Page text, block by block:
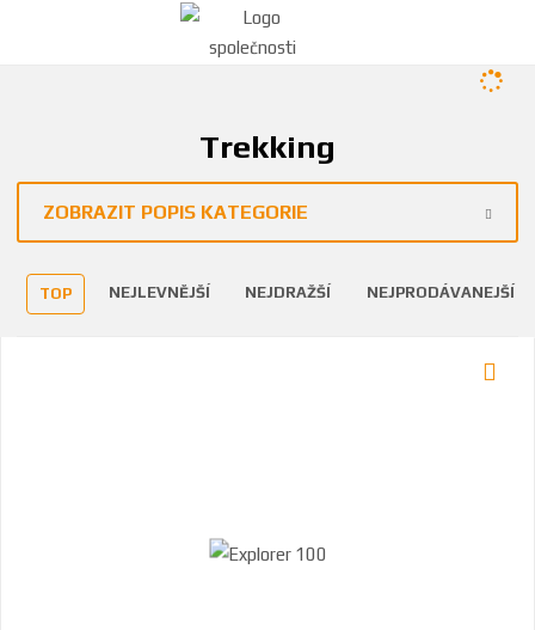
Trekking
ZOBRAZIT POPIS KATEGORIE
TOP NEJLEVNĚJŠÍ NEJDRAŽŠÍ NEJPRODÁVANEJŠÍ